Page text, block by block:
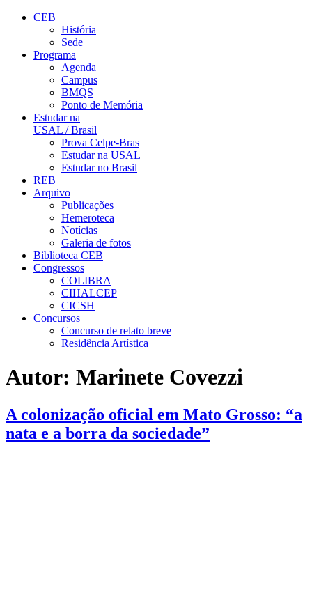
CEB
História
Sede
Programa
Agenda
Campus
BMQS
Ponto de Memória
Estudar na
USAL / Brasil
Prova Celpe-Bras
Estudar na USAL
Estudar no Brasil
REB
Arquivo
Publicações
Hemeroteca
Notícias
Galeria de fotos
Biblioteca CEB
Congressos
COLIBRA
CIHALCEP
CICSH
Concursos
Concurso de relato breve
Residência Artística
Autor: Marinete Covezzi
A colonização oficial em Mato Grosso: “a
nata e a borra da sociedade”